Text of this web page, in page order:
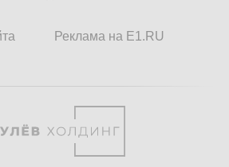
Реклама на E1.RU